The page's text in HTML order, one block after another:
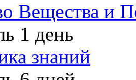
Вещества и
1 день
знаний